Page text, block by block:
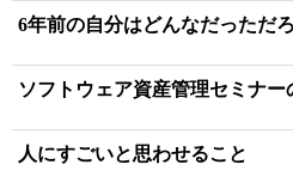
6年前の自分はどんなだっただ
ソフトウェア資産管理セミナー
人にすごいと思わせること